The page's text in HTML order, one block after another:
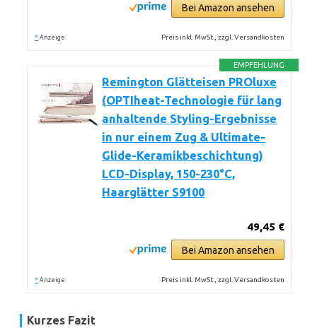
Bei Amazon ansehen
* Anzeige Preis inkl. MwSt., zzgl. Versandkosten
EMPFEHLUNG
Remington Glätteisen PROluxe
(OPTIheat-Technologie für lang
anhaltende Styling-Ergebnisse
in nur einem Zug & Ultimate-
Glide-Keramikbeschichtung)
LCD-Display, 150-230°C,
Haarglätter S9100
49,45 €
Bei Amazon ansehen
* Anzeige Preis inkl. MwSt., zzgl. Versandkosten
Kurzes Fazit